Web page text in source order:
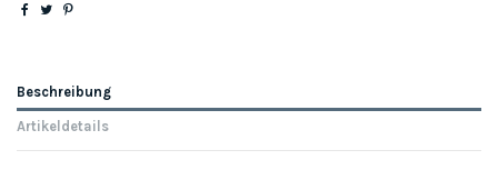
Beschreibung
Artikeldetails